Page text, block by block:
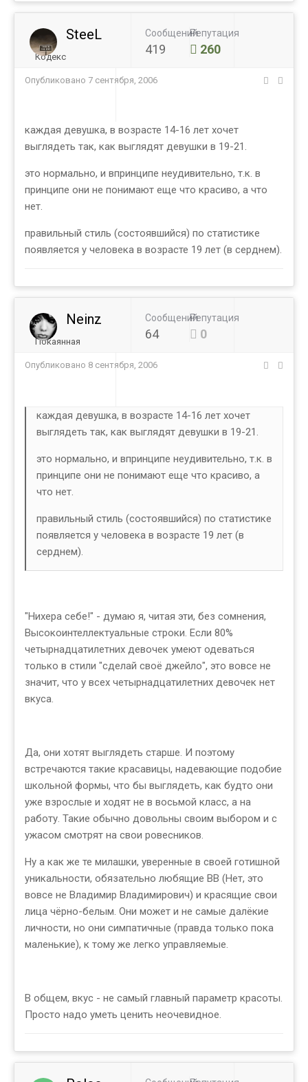
SteeL
Кодекс
Сообщений
419
Репутация
260
Опубликовано 7 сентября, 2006
каждая девушка, в возрасте 14-16 лет хочет
выглядеть так, как выглядят девушки в 19-21.
это нормально, и впринципе неудивительно, т.к. в
принципе они не понимают еще что красиво, а что
нет.
правильный стиль (состоявшийся) по статистике
появляется у человека в возрасте 19 лет (в серднем).
Neinz
Покаянная
Сообщений
64
Репутация
0
Опубликовано 8 сентября, 2006
каждая девушка, в возрасте 14-16 лет хочет
выглядеть так, как выглядят девушки в 19-21.
это нормально, и впринципе неудивительно, т.к. в
принципе они не понимают еще что красиво, а
что нет.
правильный стиль (состоявшийся) по статистике
появляется у человека в возрасте 19 лет (в
серднем).
"Нихера себе!" - думаю я, читая эти, без сомнения,
Высокоинтеллектуальные строки. Если 80%
четырнадцатилетних девочек умеют одеваться
только в стили "сделай своё джейло", это вовсе не
значит, что у всех четырнадцатилетних девочек нет
вкуса.
Да, они хотят выглядеть старше. И поэтому
встречаются такие красавицы, надевающие подобие
школьной формы, что бы выглядеть, как будто они
уже взрослые и ходят не в восьмой класс, а на
работу. Такие обычно довольны своим выбором и с
ужасом смотрят на свои ровесников.
Ну а как же те милашки, уверенные в своей готишной
уникальности, обязательно любящие ВВ (Нет, это
вовсе не Владимир Владимирович) и красящие свои
лица чёрно-белым. Они может и не самые далёкие
личности, но они симпатичные (правда только пока
маленькие), к тому же легко управляемые.
В общем, вкус - не самый главный параметр красоты.
Просто надо уметь ценить неочевидное.